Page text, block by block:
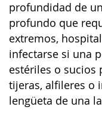
profundidad de
profundo que
extremos,
infectarse si una
estériles o sucios
tijeras, alfileres o
lengüeta de una